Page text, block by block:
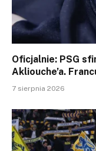
Oficjalnie: PSG
Akliouche’a.
7 sierpnia 2026